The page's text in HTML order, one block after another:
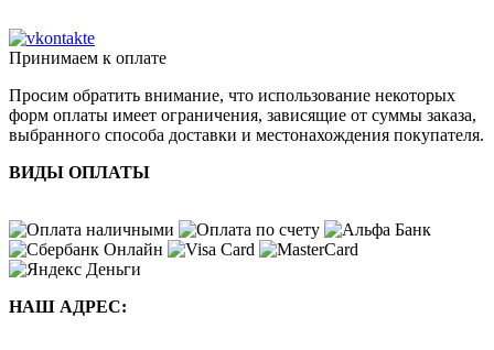
Принимаем к оплате
Просим обратить внимание, что использование некоторых
форм оплаты имеет ограничения, зависящие от суммы заказа,
выбранного способа доставки и местонахождения покупателя.
ВИДЫ ОПЛАТЫ
НАШ АДРЕС: